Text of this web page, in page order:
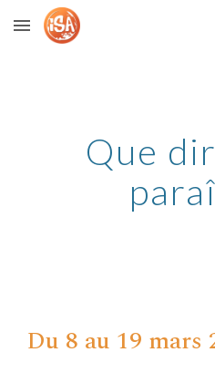
Skip to main content
Que
Du 8 au 19 mars